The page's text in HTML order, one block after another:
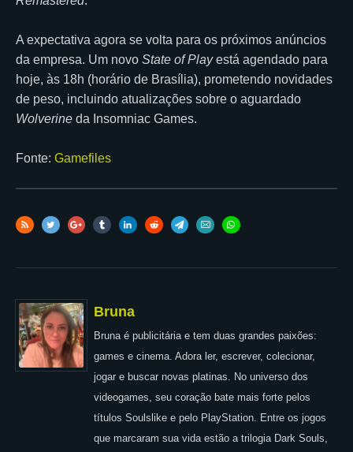
A expectativa agora se volta para os próximos anúncios
da empresa. Um novo State of Playestá agendado para
hoje, às 18h (horário de Brasília), prometendo novidades
de peso, incluindo atualizações sobre o aguardado
Wolverine da Insomniac Games.
Fonte: Gamefiles
Bruna
Bruna é publicitária e tem duas grandes paixões:
games e cinema. Adora ler, escrever, colecionar,
jogar e buscar novas platinas. No universo dos
videogames, seu coração bate mais forte pelos
títulos Soulslike e pelo PlayStation. Entre os jogos
que marcaram sua vida estão a trilogia Dark Souls,